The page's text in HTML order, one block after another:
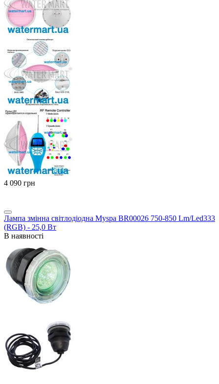
‍4 090‍ грн
Лампа змінна світлодіодна Myspa BR00026 750-850 Lm/Led333
(RGB) - 25,0 Вт
В наявності